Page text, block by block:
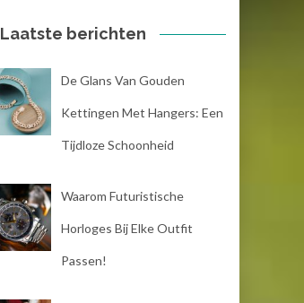
Laatste berichten
De Glans Van Gouden
Kettingen Met Hangers: Een
Tijdloze Schoonheid
Waarom Futuristische
Horloges Bij Elke Outfit
Passen!